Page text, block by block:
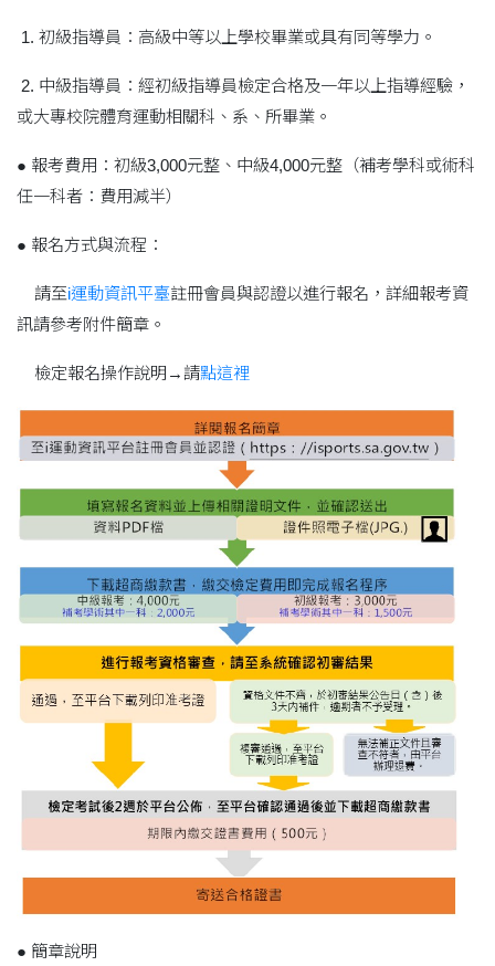
1. 初級指導員：高級中等以上學校畢業或具有同等學力。
2. 中級指導員：經初級指導員檢定合格及一年以上指導經驗，
或大專校院體育運動相關科、系、所畢業。
● 報考費用：初級3,000元整、中級4,000元整（補考學科或術科
任一科者：費用減半）
● 報名方式與流程：
請至i運動資訊平臺註冊會員與認證以進行報名，詳細報考資
訊請參考附件簡章。
檢定報名操作說明→請點這裡
● 簡章說明